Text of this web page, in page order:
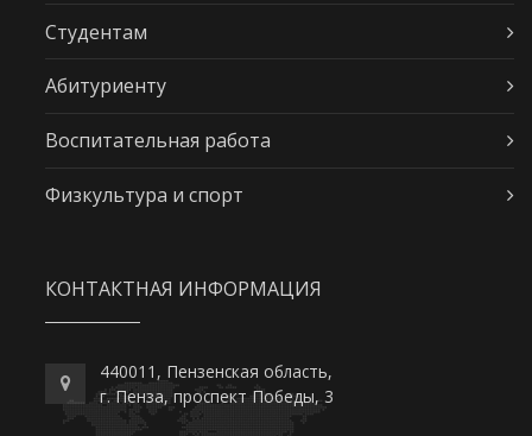
Студентам
Абитуриенту
Воспитательная работа
Физкультура и спорт
КОНТАКТНАЯ ИНФОРМАЦИЯ
440011, Пензенская область,
г. Пенза, проспект Победы, 3